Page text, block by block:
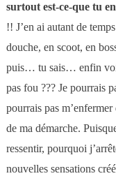
surtout est-ce-que tu
!! J’en ai autant de
douche, en scoot, en
puis… tu sais… enfin
pas fou ??? Je pourrais
pourrais pas
de ma démarche.
ressentir, pourquoi
nouvelles sensations